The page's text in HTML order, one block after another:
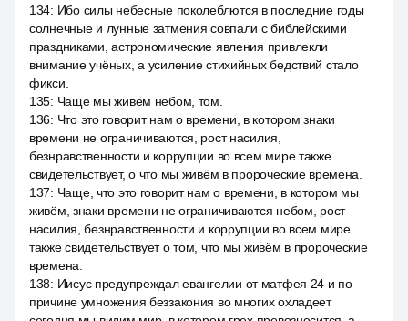
134: Ибо силы небесные поколеблются в последние годы
солнечные и лунные затмения совпали с библейскими
праздниками, астрономические явления привлекли
внимание учёных, а усиление стихийных бедствий стало
фикси.
135: Чаще мы живём небом, том.
136: Что это говорит нам о времени, в котором знаки
времени не ограничиваются, рост насилия,
безнравственности и коррупции во всем мире также
свидетельствует, о что мы живём в пророческие времена.
137: Чаще, что это говорит нам о времени, в котором мы
живём, знаки времени не ограничиваются небом, рост
насилия, безнравственности и коррупции во всем мире
также свидетельствует о том, что мы живём в пророческие
времена.
138: Иисус предупреждал евангелии от матфея 24 и по
причине умножения беззакония во многих охладеет